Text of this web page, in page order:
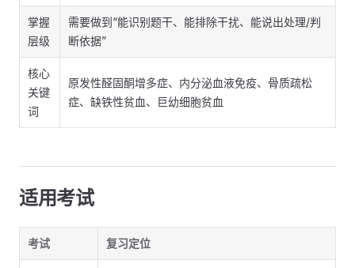
掌握
层级
需要做到“能识别题干、能排除干扰、能说出处理/判
断依据”
核心
关键
词
原发性醛固酮增多症、内分泌血液免疫、骨质疏松
症、缺铁性贫血、巨幼细胞贫血
适用考试
考试 复习定位